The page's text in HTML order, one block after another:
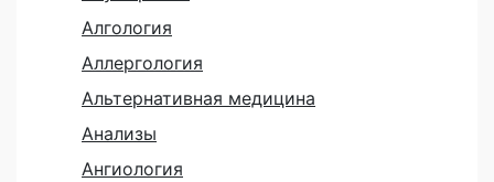
Алгология
Аллергология
Альтернативная медицина
Анализы
Ангиология